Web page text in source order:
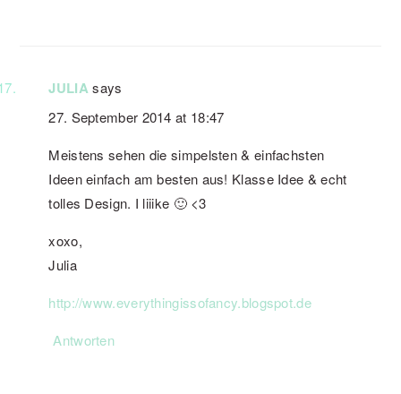
JULIA says
27. September 2014 at 18:47
Meistens sehen die simpelsten & einfachsten
Ideen einfach am besten aus! Klasse Idee & echt
tolles Design. I liiike 🙂 <3
xoxo,
Julia
http://www.everythingissofancy.blogspot.de
Antworten